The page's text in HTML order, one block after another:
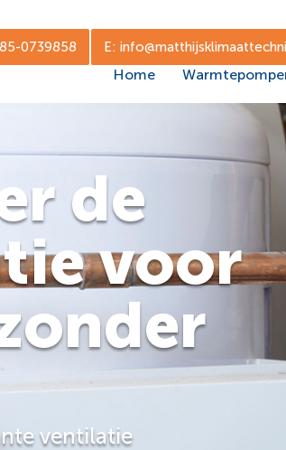
0739858 E:
Home
de
voor
ventilatie